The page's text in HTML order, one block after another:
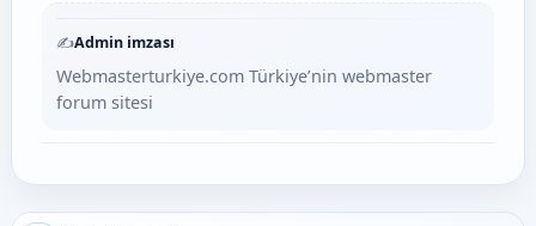
✍️Admin imzası
Webmasterturkiye.com Türkiye’nin webmaster
forum sitesi